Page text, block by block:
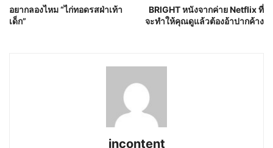
อยากลองไหม “ไก่ทอดรสฝ่าเท้า
เด็ก”
BRIGHT หนังจากค่าย Netflix ที่
จะทำให้คุณดูแล้วต้องอ้าปากค้าง
incontent